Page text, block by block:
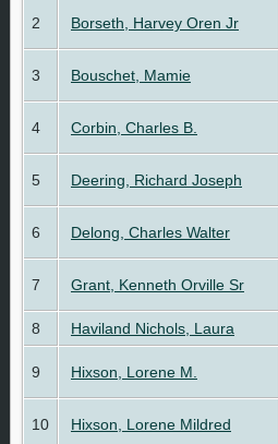
2 Borseth, Harvey Oren Jr
3 Bouschet, Mamie
4 Corbin, Charles B.
5 Deering, Richard Joseph
6 Delong, Charles Walter
7 Grant, Kenneth Orville Sr
8 Haviland Nichols, Laura
9 Hixson, Lorene M.
10 Hixson, Lorene Mildred